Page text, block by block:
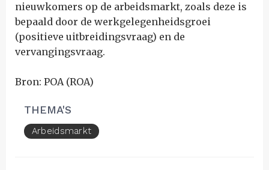
nieuwkomers op de arbeidsmarkt, zoals deze is
bepaald door de werkgelegenheidsgroei
(positieve uitbreidingsvraag) en de
vervangingsvraag.
Bron: POA (ROA)
THEMA'S
Arbeidsmarkt